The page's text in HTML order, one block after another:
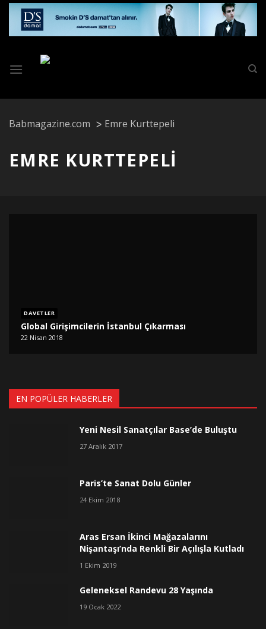
Skip
content
Babmagazine.com Emre Kurttepeli
EMRE KURTTEPELI
DAVETLER
Global Girişimcilerin İstanbul Çıkarması
22 Nisan 2018
EN POPÜLER HABERLER
Yeni Nesil Sanatçılar Base’de Buluştu
27 Aralık 2017
Paris’te Sanat Dolu Günler
24 Ekim 2018
Aras Ersan İkinci Mağazalarını
Nişantaşı’nda Renkli Bir Açılışla Kutladı
1 Ekim 2019
Geleneksel Randevu 28 Yaşında
19 Ocak 2022